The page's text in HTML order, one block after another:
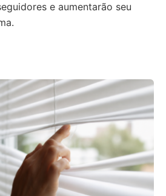
e aumentarão seu